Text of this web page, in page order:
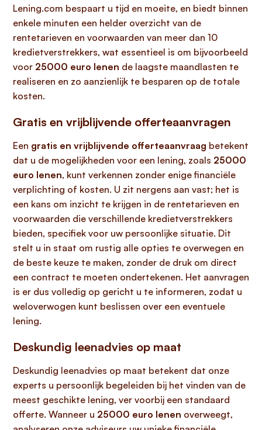
Lening.com bespaart u tijd en moeite, en biedt binnen
enkele minuten een helder overzicht van de
rentetarieven en voorwaarden van meer dan 10
kredietverstrekkers, wat essentieel is om bijvoorbeeld
voor 25000 euro lenen de laagste maandlasten te
realiseren en zo aanzienlijk te besparen op de totale
kosten.
Gratis en vrijblijvende offerteaanvragen
Een gratis en vrijblijvende offerteaanvraag betekent
dat u de mogelijkheden voor een lening, zoals 25000
euro lenen, kunt verkennen zonder enige financiële
verplichting of kosten. U zit nergens aan vast; het is
een kans om inzicht te krijgen in de rentetarieven en
voorwaarden die verschillende kredietverstrekkers
bieden, specifiek voor uw persoonlijke situatie. Dit
stelt u in staat om rustig alle opties te overwegen en
de beste keuze te maken, zonder de druk om direct
een contract te moeten ondertekenen. Het aanvragen
is er dus volledig op gericht u te informeren, zodat u
weloverwogen kunt beslissen over een eventuele
lening.
Deskundig leenadvies op maat
Deskundig leenadvies op maat betekent dat onze
experts u persoonlijk begeleiden bij het vinden van de
meest geschikte lening, ver voorbij een standaard
offerte. Wanneer u 25000 euro lenen overweegt,